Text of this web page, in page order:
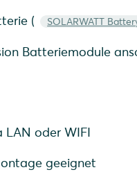
(
SOLARWATT
Batteriemodule
LAN oder WIFI
geeignet